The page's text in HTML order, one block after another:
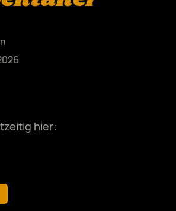
hier: